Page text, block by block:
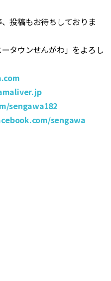
投稿もお待ちしておりま
タウンせんがわ」をよろし
sengawa182
sengawa